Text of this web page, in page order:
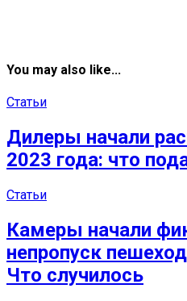
You may also like...
Статьи
Дилеры начали
2023 года: что
Статьи
Камеры начали
непропуск
Что случилось